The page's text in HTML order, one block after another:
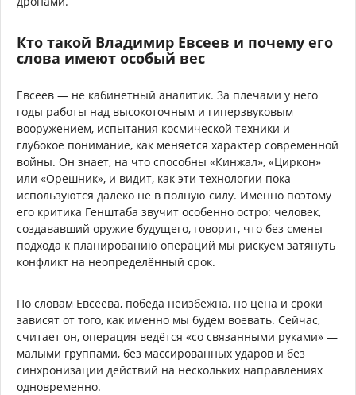
Кто такой Владимир Евсеев и почему его
слова имеют особый вес
Евсеев — не кабинетный аналитик. За плечами у него
годы работы над высокоточным и гиперзвуковым
вооружением, испытания космической техники и
глубокое понимание, как меняется характер современной
войны. Он знает, на что способны «Кинжал», «Циркон»
или «Орешник», и видит, как эти технологии пока
используются далеко не в полную силу. Именно поэтому
его критика Генштаба звучит особенно остро: человек,
создававший оружие будущего, говорит, что без смены
подхода к планированию операций мы рискуем затянуть
конфликт на неопределённый срок.
По словам Евсеева, победа неизбежна, но цена и сроки
зависят от того, как именно мы будем воевать. Сейчас,
считает он, операция ведётся «со связанными руками» —
малыми группами, без массированных ударов и без
синхронизации действий на нескольких направлениях
одновременно.